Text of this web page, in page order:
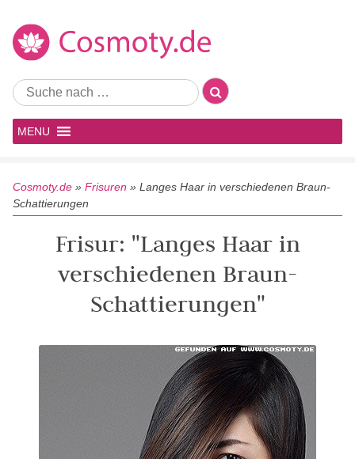
MENU
Cosmoty.de » Frisuren » Langes Haar in verschiedenen Braun-
Schattierungen
Frisur: "Langes Haar in
verschiedenen Braun-
Schattierungen"